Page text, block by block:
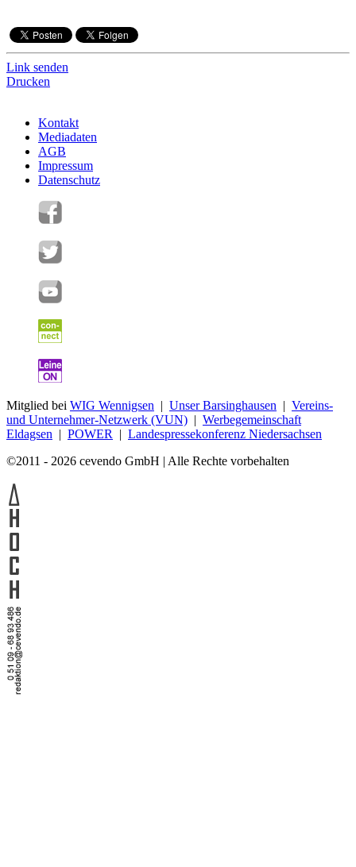
Link senden
Drucken
Kontakt
Mediadaten
AGB
Impressum
Datenschutz
Mitglied bei WIG Wennigsen | Unser Barsinghausen | Vereins-
und Unternehmer-Netzwerk (VUN) | Werbegemeinschaft
Eldagsen | POWER | Landespressekonferenz Niedersachsen
©2011 - 2026 cevendo GmbH | Alle Rechte vorbehalten